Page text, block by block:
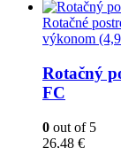
Rotačné
výkonom
Rotačný
FC
0 out of 5
26,48 €